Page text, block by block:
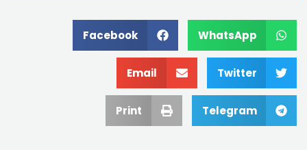
WhatsApp
Facebook
Twitter
Email
Telegram
Print